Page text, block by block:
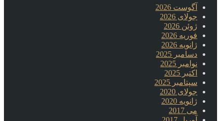
آگوست 2026
جولای 2026
ژوئن 2026
فوریه 2026
ژانویه 2026
دسامبر 2025
نوامبر 2025
اکتبر 2025
سپتامبر 2025
جولای 2020
ژانویه 2020
می 2017